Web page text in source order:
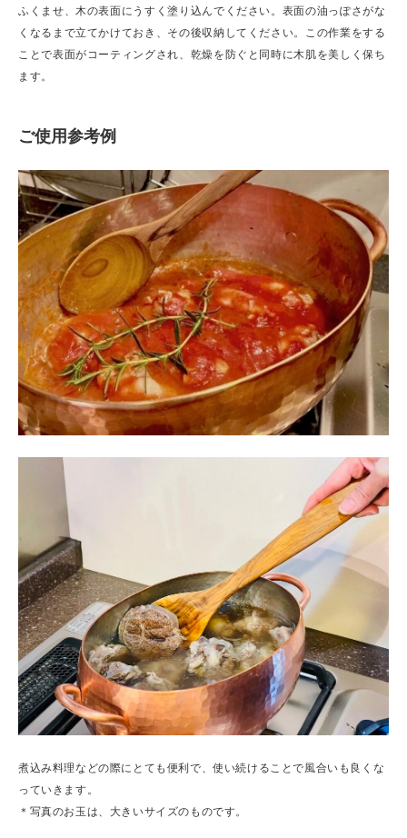
ふくませ、木の表面にうすく塗り込んでください。表面の油っぽさがな
くなるまで立てかけておき、その後収納してください。この作業をする
ことで表面がコーティングされ、乾燥を防ぐと同時に木肌を美しく保ち
ます。
ご使用参考例
煮込み料理などの際にとても便利で、使い続けることで風合いも良くな
っていきます。
＊写真のお玉は、大きいサイズのものです。